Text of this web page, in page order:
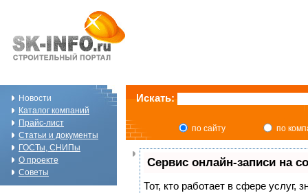
Новости
Каталог компаний
Прайс-лист
Статьи и документы
ГОСТы, СНИПы
О проекте
Советы
Искать:
по сайту по
Сервис онлайн-записи на
Тот, кто работает в сфере услуг,